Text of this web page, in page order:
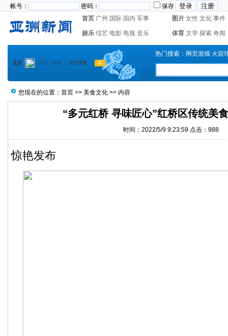
帐号： 密码：
保存
首页 广州 国际 国内 军事 图片 女性 文化 事件
娱乐 综艺 电影 电视 音乐 体育 文学 探索 奇闻
热门搜索： 网页游戏 火箭
您现在的位置： 首页 >> 美食文化 >> 内容
“多元红桥 寻味匠心”红桥区传统美
时间：2022/5/9 9:23:59 点击：988
惊艳发布